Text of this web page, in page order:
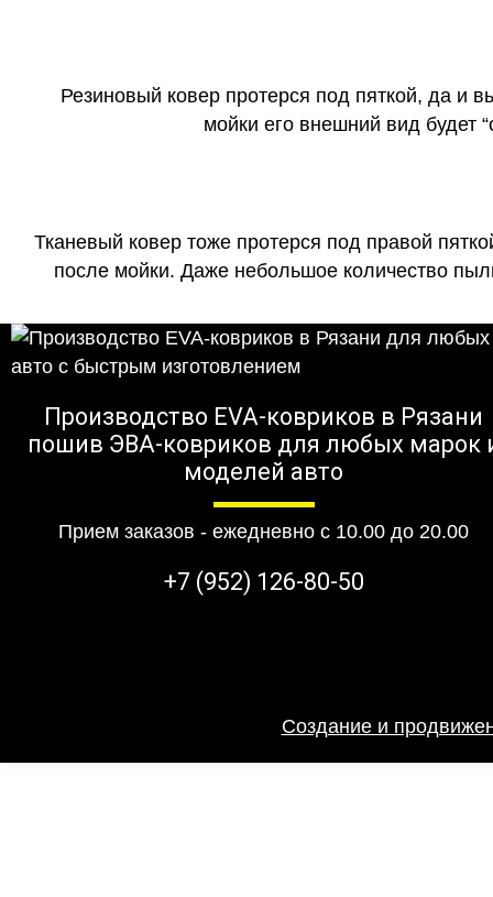
Резиновый ковер протерся под пяткой, да и
мойки его внешний вид будет
Тканевый ковер тоже протерся под правой
после мойки. Даже небольшое количество
Производство EVA-ковриков в Рязани
пошив ЭВА-ковриков для любых марок
моделей авто
Прием заказов - ежедневно с 10.00 до 20.00
+7 (952) 126-80-50
Создание и